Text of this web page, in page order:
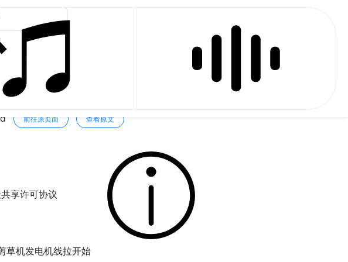
地车割草机发电机线拉动启动
前往原页面 查看原文
享许可协议
草机发电机线拉开始